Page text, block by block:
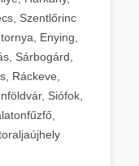
Szentlőrinc
Enying,
Sárbogárd,
Ráckeve,
Siófok,